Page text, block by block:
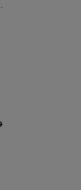
les
cliques
à tout
Si vous
cookies